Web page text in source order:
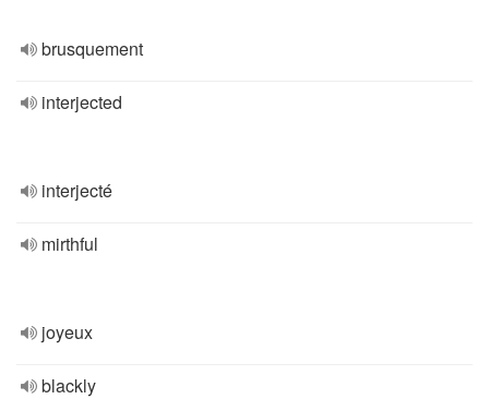
brusquement
interjected
interjecté
mirthful
joyeux
blackly